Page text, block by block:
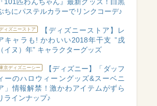
ちにパステルカラーでリンクコーデ♪
ィズニーストア
【ディズニーストア】レ
キャラも! かわいい2018年干支 ”戌
（イヌ）年” キャラクターグッズ
京ディズニーシー
【ディズニー】「ダッフ
ーのハロウィーングッズ&スーベニ
」情報解禁！激かわアイテムがずら
ラインナップ♪